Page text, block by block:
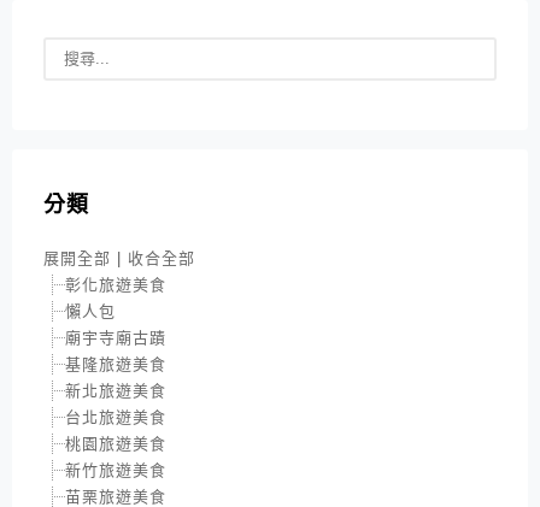
分類
展開全部 | 收合全部
彰化旅遊美食
懶人包
廟宇寺廟古蹟
基隆旅遊美食
新北旅遊美食
台北旅遊美食
桃園旅遊美食
新竹旅遊美食
苗栗旅遊美食